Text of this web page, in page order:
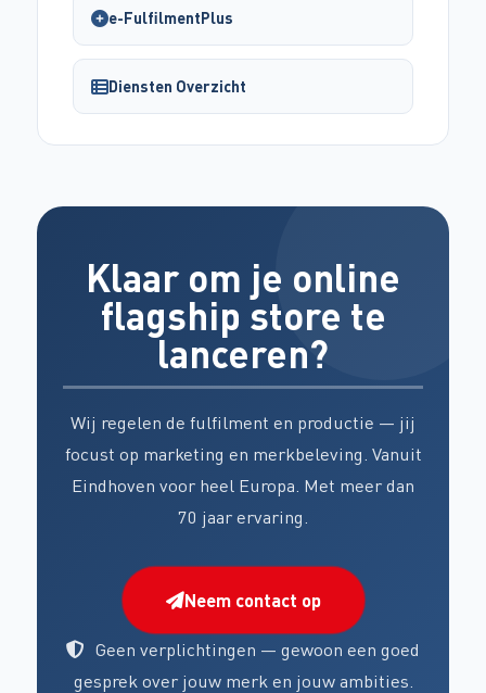
e-FulfilmentPlus
Diensten Overzicht
Klaar om je online
flagship store te
lanceren?
Wij regelen de fulfilment en productie — jij
focust op marketing en merkbeleving. Vanuit
Eindhoven voor heel Europa. Met meer dan
70 jaar ervaring.
Neem contact op
Geen verplichtingen — gewoon een goed
gesprek over jouw merk en jouw ambities.